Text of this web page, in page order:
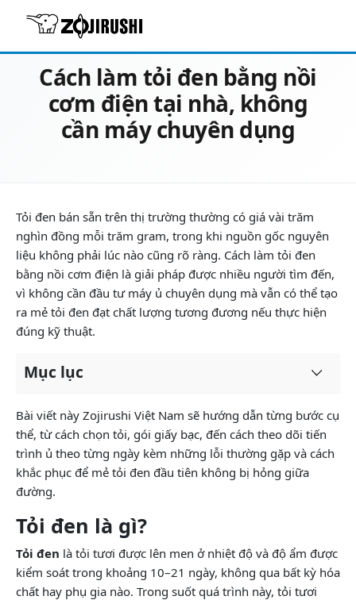
Cách làm tỏi đen bằng nồi
cơm điện tại nhà, không
cần máy chuyên dụng
Tỏi đen bán sẵn trên thị trường thường có giá vài trăm
nghìn đồng mỗi trăm gram, trong khi nguồn gốc nguyên
liệu không phải lúc nào cũng rõ ràng. Cách làm tỏi đen
bằng nồi cơm điện là giải pháp được nhiều người tìm đến,
vì không cần đầu tư máy ủ chuyên dụng mà vẫn có thể tạo
ra mẻ tỏi đen đạt chất lượng tương đương nếu thực hiện
đúng kỹ thuật.
Mục lục
Bài viết này Zojirushi Việt Nam sẽ hướng dẫn từng bước cụ
thể, từ cách chọn tỏi, gói giấy bạc, đến cách theo dõi tiến
trình ủ theo từng ngày kèm những lỗi thường gặp và cách
khắc phục để mẻ tỏi đen đầu tiên không bị hỏng giữa
đường.
Tỏi đen là gì?
Tỏi đen là tỏi tươi được lên men ở nhiệt độ và độ ẩm được
kiểm soát trong khoảng 10–21 ngày, không qua bất kỳ hóa
chất hay phụ gia nào. Trong suốt quá trình này, tỏi tươi